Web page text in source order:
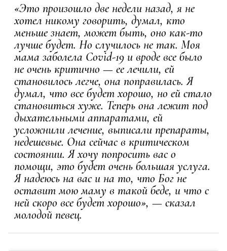
«Это произошло две недели назад, я не
хотел никому говорить, думал, кто
меньше знает, может быть, оно как-то
лучше будет. Но случилось не так. Моя
мама заболела Covid-19 и вроде все было
не очень критично — ее лечили, ей
становилось легче, она поправилась. Я
думал, что все будет хорошо, но ей стало
становиться хуже. Теперь она лежит под
дыхательными аппаратами, ей
усложнили лечение, выписали препараты,
недешевые. Она сейчас в критическом
состоянии. Я хочу попросить вас о
помощи, это будет очень большая услуга.
Я надеюсь на вас и на то, что Бог не
оставит мою маму в такой беде, и что с
ней скоро все будет хорошо», — сказал
молодой певец.